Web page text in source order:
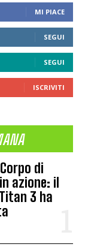
MI PIACE
SEGUI
SEGUI
ISCRIVITI
di
azione: il
3 ha